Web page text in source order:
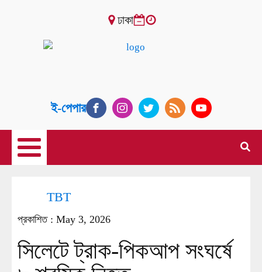
ঢাকা
ই-পেপার
TBT
প্রকাশিত : May 3, 2026
সিলেটে ট্রাক-পিকআপ সংঘর্ষে